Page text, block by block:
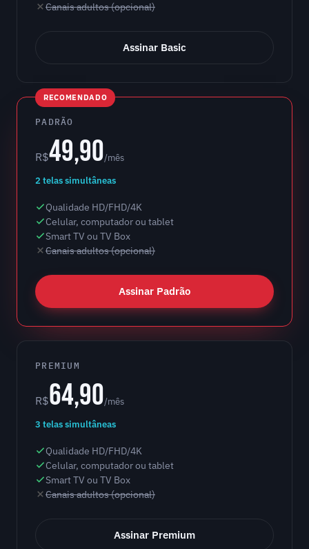
Canais adultos (opcional)
Assinar Basic
RECOMENDADO
PADRÃO
R$49,90/mês
2 telas simultâneas
Qualidade HD/FHD/4K
Celular, computador ou tablet
Smart TV ou TV Box
Canais adultos (opcional)
Assinar Padrão
PREMIUM
R$64,90/mês
3 telas simultâneas
Qualidade HD/FHD/4K
Celular, computador ou tablet
Smart TV ou TV Box
Canais adultos (opcional)
Assinar Premium